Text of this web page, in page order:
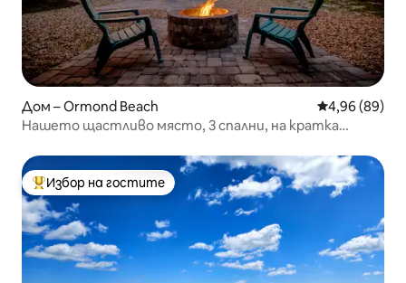
Дом – Ormond Beach Средна
4,96 (89)
Нашето щастливо място, 3 спални, на кратка
Най-популярен избор на гостите
Избор на гостите